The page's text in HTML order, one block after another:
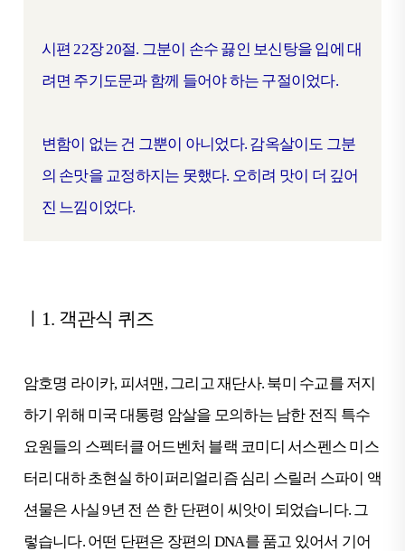
시편 22장 20절. 그분이 손수 끓인 보신탕을 입에 대
려면 주기도문과 함께 들어야 하는 구절이었다.
변함이 없는 건 그뿐이 아니었다. 감옥살이도 그분
의 손맛을 교정하지는 못했다. 오히려 맛이 더 깊어
진 느낌이었다.
ㅣ1. 객관식 퀴즈
암호명 라이카, 피셔맨, 그리고 재단사. 북미 수교를 저지
하기 위해 미국 대통령 암살을 모의하는 남한 전직 특수
요원들의 스펙터클 어드벤처 블랙 코미디 서스펜스 미스
터리 대하 초현실 하이퍼리얼리즘 심리 스릴러 스파이 액
션물은 사실 9년 전 쓴 한 단편이 씨앗이 되었습니다. 그
렇습니다. 어떤 단편은 장편의 DNA를 품고 있어서 기어